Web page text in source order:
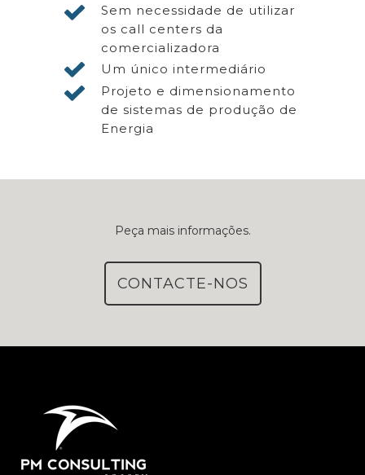
Sem necessidade de utilizar
os call centers da
comercializadora
Um único intermediário
Projeto e dimensionamento
de sistemas de produção de
Energia
Peça mais informações.
CONTACTE-NOS